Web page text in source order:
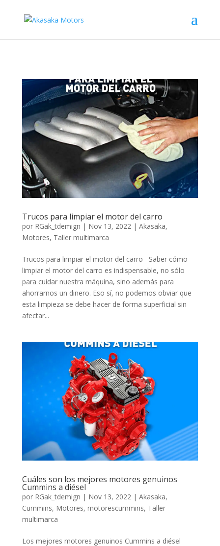
Trucos para limpiar el motor del carro
por RGak_tdemign | Nov 13, 2022| Akasaka,
Motores, Taller multimarca
Trucos para limpiar el motor del carro Saber cómo
limpiar el motor del carro es indispensable, no sólo
para cuidar nuestra máquina, sino además para
ahorrarnos un dinero. Eso sí, no podemos obviar que
esta limpieza se debe hacer de forma superficial sin
afectar...
Cuáles son los mejores motores genuinos
Cummins a diésel
por RGak_tdemign | Nov 13, 2022| Akasaka,
Cummins, Motores, motorescummins, Taller
multimarca
Los mejores motores genuinos Cummins a diésel